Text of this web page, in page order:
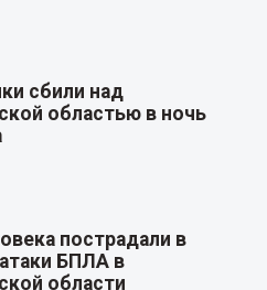
сбили над
областью в ночь
пострадали в
БПЛА в
области